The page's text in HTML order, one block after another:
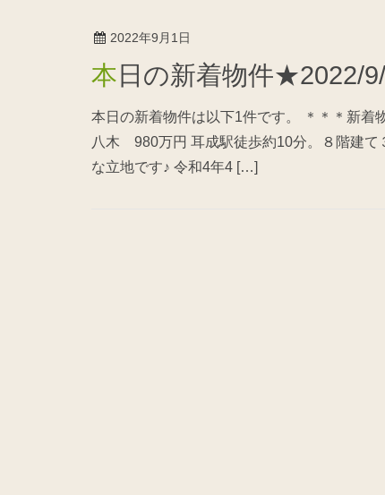
2022年9月1日
本日の新着物件★2022/
本日の新着物件は以下1件です。 ＊＊＊新着
八木 980万円 耳成駅徒歩約10分。８階建て
な立地です♪ 令和4年4 […]